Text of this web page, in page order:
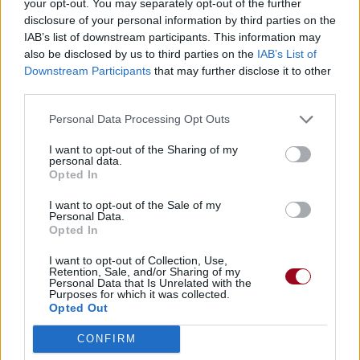
your opt-out. You may separately opt-out of the further
disclosure of your personal information by third parties on the
IAB’s list of downstream participants. This information may
also be disclosed by us to third parties on the IAB’s List of
Downstream Participants that may further disclose it to other
Personal Data Processing Opt Outs
I want to opt-out of the Sharing of my
personal data.
Opted In
I want to opt-out of the Sale of my
Personal Data.
Opted In
I want to opt-out of Collection, Use,
Retention, Sale, and/or Sharing of my
Personal Data that Is Unrelated with the
Purposes for which it was collected.
Opted Out
CONFIRM
Trouver des vinyles et des CD sur
Trouver un instrument de musique ou une partition au
meilleur prix sur
Paroles + Traduction Téléchargement
Vidéos
Commentaires
Commentaires
Dire «merci» pour cette traduction Corriger une erreur